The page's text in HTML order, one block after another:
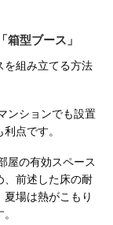
型ブース」
を組み立てる方法
ンションでも設置
点です。
屋の有効スペース
、前述した床の耐
場は熱がこもり